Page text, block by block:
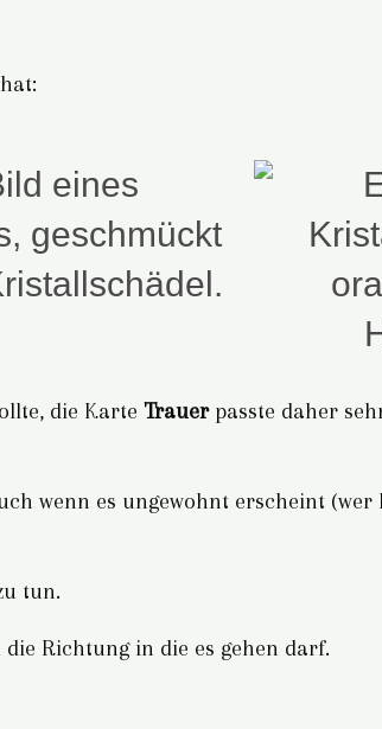
die Karte Trauerpasste daher
wenn es ungewohnt erscheint (wer
tun.
Richtung in die es gehen darf.